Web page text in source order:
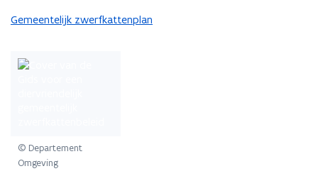
© Departement
Omgeving
Gemeentelijk zwerfkattenplan